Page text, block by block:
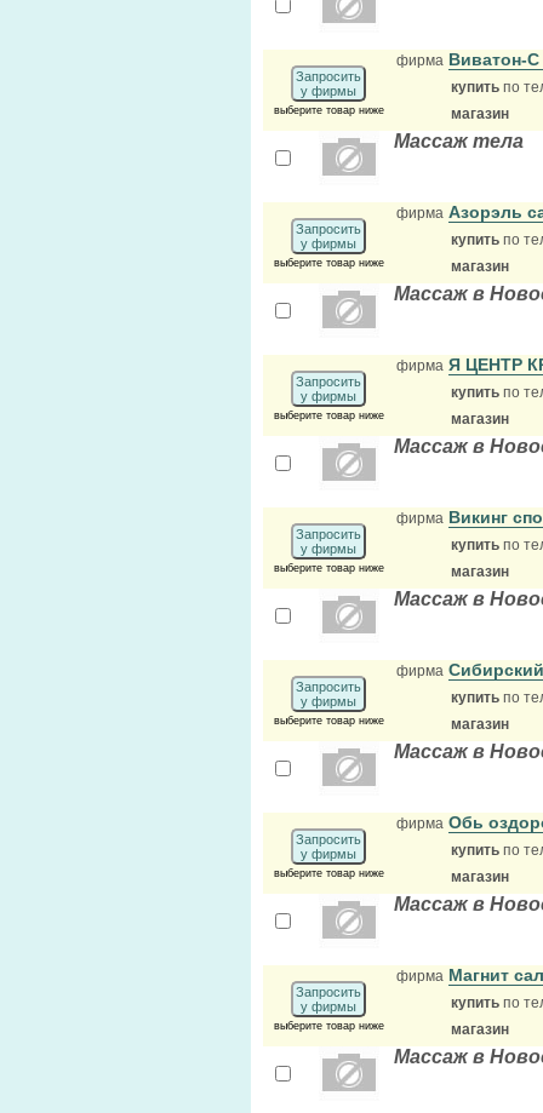
Запросить
у фирмы
выберите товар ниже
фирма Виватон-С
купить по
магазин
Массаж тела
Запросить
у фирмы
выберите товар ниже
фирма Азорэль
купить по
магазин
Массаж в
Запросить
у фирмы
выберите товар ниже
фирма Я ЦЕНТР
купить по
магазин
Массаж в
Запросить
у фирмы
выберите товар ниже
фирма Викинг
купить по
магазин
Массаж в
Запросить
у фирмы
выберите товар ниже
фирма
купить по
магазин
Массаж в
Запросить
у фирмы
выберите товар ниже
фирма Обь
купить по
магазин
Массаж в
Запросить
у фирмы
выберите товар ниже
фирма Магнит
купить по
магазин
Массаж в